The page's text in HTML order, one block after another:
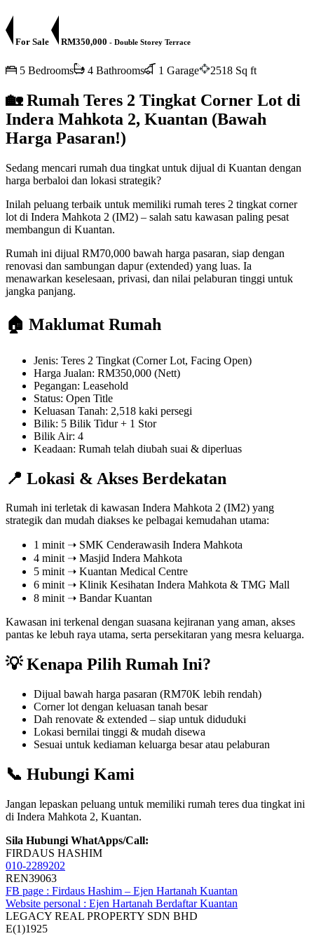
For Sale RM350,000 - Double Storey Terrace
5 Bedrooms 4 Bathrooms 1 Garage 2518 Sq ft
🏡 Rumah Teres 2 Tingkat Corner Lot di
Indera Mahkota 2, Kuantan (Bawah
Harga Pasaran!)
Sedang mencari rumah dua tingkat untuk dijual di Kuantan dengan
harga berbaloi dan lokasi strategik?
Inilah peluang terbaik untuk memiliki rumah teres 2 tingkat corner
lot di Indera Mahkota 2 (IM2) – salah satu kawasan paling pesat
membangun di Kuantan.
Rumah ini dijual RM70,000 bawah harga pasaran, siap dengan
renovasi dan sambungan dapur (extended) yang luas. Ia
menawarkan keselesaan, privasi, dan nilai pelaburan tinggi untuk
jangka panjang.
🏠 Maklumat Rumah
Jenis: Teres 2 Tingkat (Corner Lot, Facing Open)
Harga Jualan: RM350,000 (Nett)
Pegangan: Leasehold
Status: Open Title
Keluasan Tanah: 2,518 kaki persegi
Bilik: 5 Bilik Tidur + 1 Stor
Bilik Air: 4
Keadaan: Rumah telah diubah suai & diperluas
📍 Lokasi & Akses Berdekatan
Rumah ini terletak di kawasan Indera Mahkota 2 (IM2) yang
strategik dan mudah diakses ke pelbagai kemudahan utama:
1 minit ➝ SMK Cenderawasih Indera Mahkota
4 minit ➝ Masjid Indera Mahkota
5 minit ➝ Kuantan Medical Centre
6 minit ➝ Klinik Kesihatan Indera Mahkota & TMG Mall
8 minit ➝ Bandar Kuantan
Kawasan ini terkenal dengan suasana kejiranan yang aman, akses
pantas ke lebuh raya utama, serta persekitaran yang mesra keluarga.
💡 Kenapa Pilih Rumah Ini?
Dijual bawah harga pasaran (RM70K lebih rendah)
Corner lot dengan keluasan tanah besar
Dah renovate & extended – siap untuk diduduki
Lokasi bernilai tinggi & mudah disewa
Sesuai untuk kediaman keluarga besar atau pelaburan
📞 Hubungi Kami
Jangan lepaskan peluang untuk memiliki rumah teres dua tingkat ini
di Indera Mahkota 2, Kuantan.
Sila Hubungi WhatApps/Call:
FIRDAUS HASHIM
010-2289202
REN39063
FB page : Firdaus Hashim – Ejen Hartanah Kuantan
Website personal : Ejen Hartanah Berdaftar Kuantan
LEGACY REAL PROPERTY SDN BHD
E(1)1925